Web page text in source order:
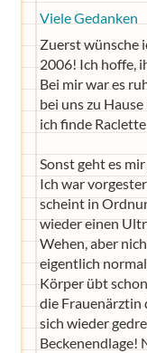
Viele Gedanken
Zuerst wünsche
2006! Ich hoffe,
Bei mir war es
bei uns zu
ich finde
Sonst geht es
Ich war
scheint in
wieder einen
Wehen, aber
eigentlich
Körper übt
die Frauenärztin
sich wieder
Beckenendlage!